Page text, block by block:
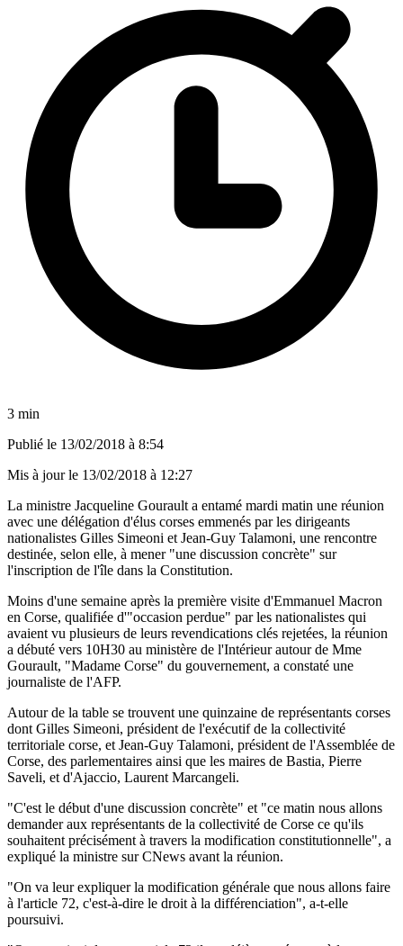
3 min
Publié le 13/02/2018 à 8:54
Mis à jour le 13/02/2018 à 12:27
La ministre Jacqueline Gourault a entamé mardi matin une réunion
avec une délégation d'élus corses emmenés par les dirigeants
nationalistes Gilles Simeoni et Jean-Guy Talamoni, une rencontre
destinée, selon elle, à mener "une discussion concrète" sur
l'inscription de l'île dans la Constitution.
Moins d'une semaine après la première visite d'Emmanuel Macron
en Corse, qualifiée d'"occasion perdue" par les nationalistes qui
avaient vu plusieurs de leurs revendications clés rejetées, la réunion
a débuté vers 10H30 au ministère de l'Intérieur autour de Mme
Gourault, "Madame Corse" du gouvernement, a constaté une
journaliste de l'AFP.
Autour de la table se trouvent une quinzaine de représentants corses
dont Gilles Simeoni, président de l'exécutif de la collectivité
territoriale corse, et Jean-Guy Talamoni, président de l'Assemblée de
Corse, des parlementaires ainsi que les maires de Bastia, Pierre
Saveli, et d'Ajaccio, Laurent Marcangeli.
"C'est le début d'une discussion concrète" et "ce matin nous allons
demander aux représentants de la collectivité de Corse ce qu'ils
souhaitent précisément à travers la modification constitutionnelle", a
expliqué la ministre sur CNews avant la réunion.
"On va leur expliquer la modification générale que nous allons faire
à l'article 72, c'est-à-dire le droit à la différenciation", a-t-elle
poursuivi.